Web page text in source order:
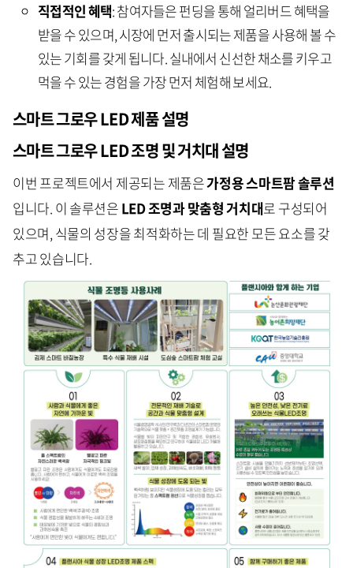
직접적인 혜택: 참여자들은 펀딩을 통해 얼리버드 혜택을
받을 수 있으며, 시장에 먼저 출시되는 제품을 사용해 볼 수
있는 기회를 갖게 됩니다. 실내에서 신선한 채소를 키우고
먹을 수 있는 경험을 가장 먼저 체험해 보세요.
스마트 그로우 LED제품 설명
스마트 그로우LED 조명 및 거치대 설명
이번 프로젝트에서 제공되는 제품은가정용 스마트팜 솔루션
입니다. 이 솔루션은 LED 조명과 맞춤형 거치대로 구성되어
있으며, 식물의 성장을 최적화하는 데 필요한 모든 요소를 갖
추고 있습니다.